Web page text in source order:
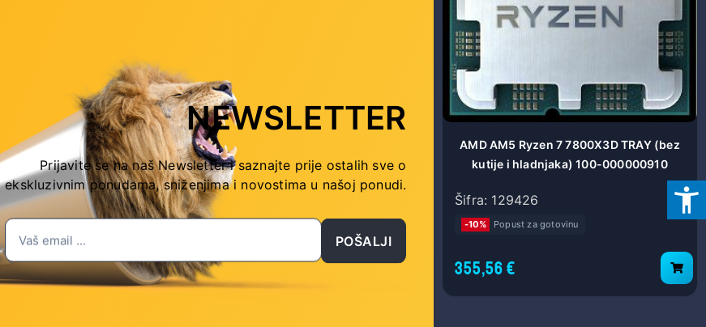
5600 (3.50/4.40GHz),
35MB cache, 65W, sa
hladnjakom
AMD Ryzen 7 9700X, 8C/16T
3,8GHz/5,5GHz, 32MB, AM5 100-
100001404WOF
Šifra: amd-r7-9700x
350,00 €
AMD AM5 Ryzen 7 7800X3D TRAY (bez
kutije i hladnjaka) 100-000000910
Šifra: 129426
-10% Popust za gotovinu
355,56 €
NEWSLETTER
Prijavite se na naš Newsletter i saznajte prije ostalih sve o
ekskluzivnim ponudama, sniženjima i novostima u našoj ponudi.
POŠALJI